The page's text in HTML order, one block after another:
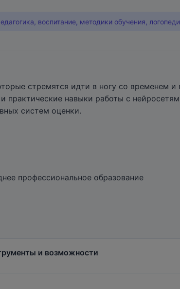
воспитание, методики обучения,
стремятся идти в ногу со временем
практические навыки работы с
систем оценки.
профессиональное образование
и возможности